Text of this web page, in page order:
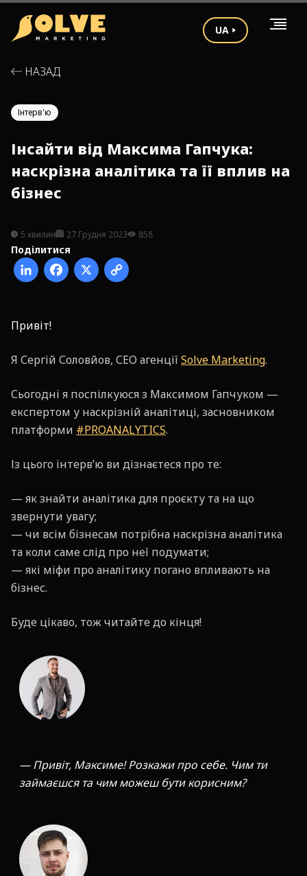
UA
НАЗАД
Інтерв'ю
Інсайти від Максима Гапчука:
наскрізна аналітика та її вплив на
бізнес
5 хвилин 27 Грудня 2023 858
Поділитися
Привіт!
Я Сергій Соловйов, СЕО агенції Solve Marketing.
Сьогодні я поспілкуюся з Максимом Гапчуком —
експертом у наскрізній аналітиці, засновником
платформи #PROANALYTICS.
Із цього інтерв’ю ви дізнаєтеся про те:
— як знайти аналітика для проєкту та на що
звернути увагу;
— чи всім бізнесам потрібна наскрізна аналітика
та коли саме слід про неї подумати;
— які міфи про аналітику погано впливають на
бізнес.
Буде цікаво, тож читайте до кінця!
— Привіт, Максиме! Розкажи про себе. Чим ти
займаєшся та чим можеш бути корисним?